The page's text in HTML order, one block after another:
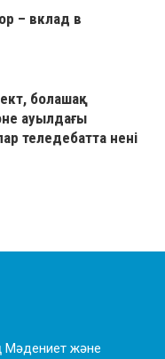
– вклад в
болашақ
ауылдағы
теледебатта нені
Мәдениет және